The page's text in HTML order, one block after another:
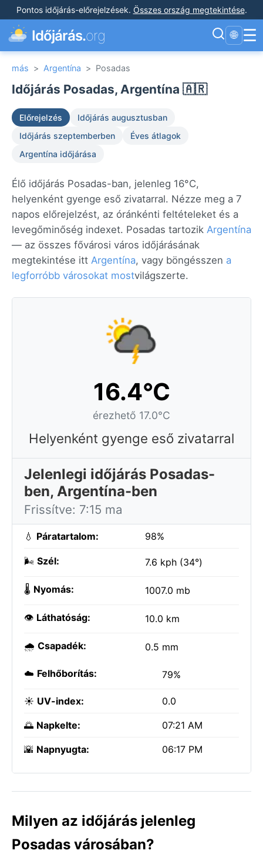
Pontos időjárás-előrejelzések. Összes ország megtekintése.
Időjárás.org 🌐 ☰
más > Argentína > Posadas
Időjárás Posadas, Argentína 🇦🇷
Előrejelzés
Időjárás augusztusban
Időjárás szeptemberben
Éves átlagok
Argentína időjárása
Élő időjárás Posadas-ban, jelenleg 16°C,
helyenként gyenge eső zivatarral. Nézze meg a 7
napos előrejelzést, az óránkénti feltételeket és a
levegőminőség indexet. Posadas tartozik Argentína
— az összes fővárosi város időjárásának
megtekintése itt Argentína, vagy böngésszen a
legforróbb városokat mostvilágszerte.
16.4°C
érezhető 17.0°C
Helyenként gyenge eső zivatarral
Jelenlegi időjárás Posadas-
ben, Argentína-ben
Frissítve: 7:15 ma
💧 Páratartalom: 98%
🌬️ Szél: 7.6 kph (34°)
🌡️ Nyomás: 1007.0 mb
👁️ Láthatóság: 10.0 km
🌧️ Csapadék: 0.5 mm
☁️ Felhőborítás: 79%
☀️ UV-index: 0.0
🌅 Napkelte: 07:21 AM
🌇 Napnyugta: 06:17 PM
Milyen az időjárás jelenleg
Posadas városában?